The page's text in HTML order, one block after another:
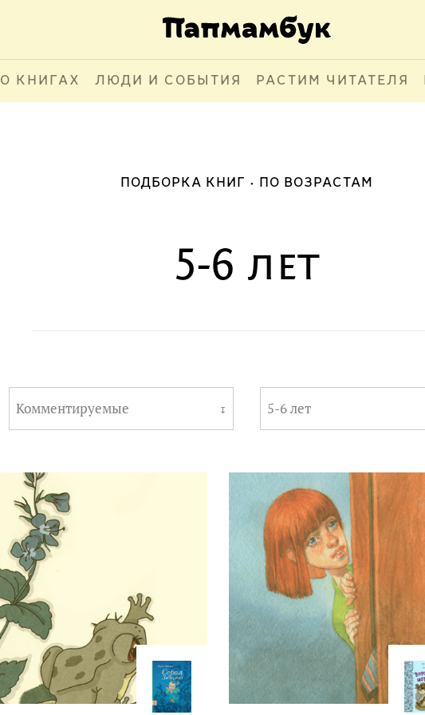
О КНИГАХ ЛЮДИ И СОБЫТИЯ РАСТИМ ЧИТАТЕЛЯ
ПОДБОРКА КНИГ ПО ВОЗРАСТАМ
5-6 лет
Комментируемые ↧ 5-6 лет